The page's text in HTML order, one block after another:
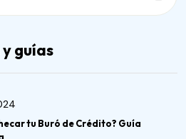
guías
tu Buró de Crédito? Guía